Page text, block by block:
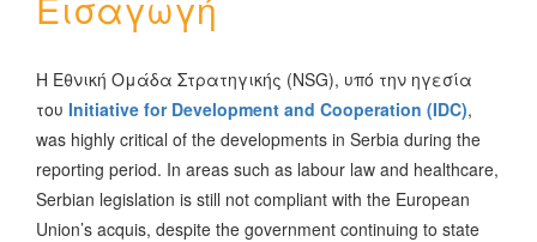
Η Εθνική Ομάδα Στρατηγικής (NSG), υπό την ηγεσία
του Initiative for Development and Cooperation (IDC),
was highly critical of the developments in Serbia during the
reporting period. In areas such as labour law and healthcare,
Serbian legislation is still not compliant with the European
Union’s acquis, despite the government continuing to state